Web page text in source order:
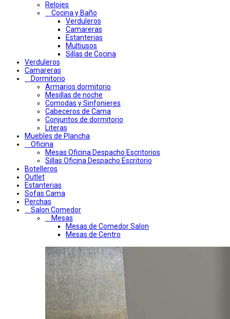
Relojes
Cocina y Baño
Verduleros
Camareras
Estanterias
Multiusos
Sillas de Cocina
Verduleros
Camareras
Dormitorio
Armarios dormitorio
Mesillas de noche
Comodas y Sinfonieres
Cabeceros de Cama
Conjuntos de dormitorio
Literas
Muebles de Plancha
Oficina
Mesas Oficina Despacho Escritorios
Sillas Oficina Despacho Escritorio
Botelleros
Outlet
Estanterias
Sofas Cama
Perchas
Salon Comedor
Mesas
Mesas de Comedor Salon
Mesas de Centro